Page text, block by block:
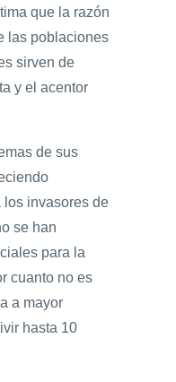
que la razón
las poblaciones
sirven de
y el acentor
de sus
los invasores de
se han
para la
cuanto no es
a mayor
hasta 10